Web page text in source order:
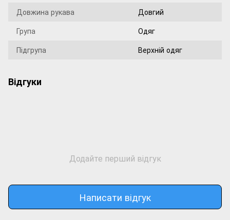
Довжина рукава
Довгий
Група
Одяг
Підгрупа
Верхній одяг
Відгуки
Додайте перший відгук
Написати відгук